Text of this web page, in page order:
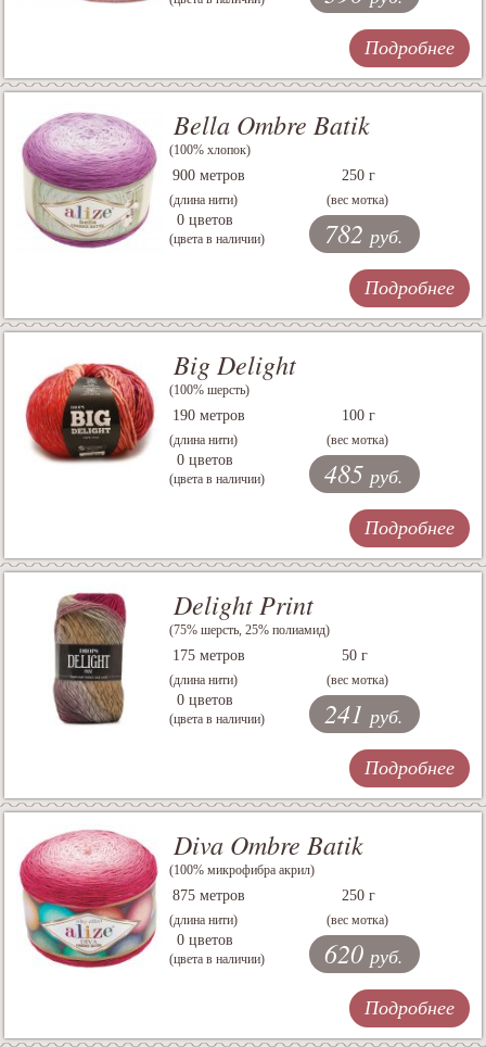
Подробнее
Bella Ombre Batik
(100% хлопок)
900 метров
(длина нити)
250 г
(вес мотка)
0 цветов
(цвета в наличии) 782 руб.
Подробнее
Big Delight
(100% шерсть)
190 метров
(длина нити)
100 г
(вес мотка)
0 цветов
(цвета в наличии) 485 руб.
Подробнее
Delight Print
(75% шерсть, 25% полиамид)
175 метров
(длина нити)
50 г
(вес мотка)
0 цветов
(цвета в наличии) 241 руб.
Подробнее
Diva Ombre Batik
(100% микрофибра акрил)
875 метров
(длина нити)
250 г
(вес мотка)
0 цветов
(цвета в наличии) 620 руб.
Подробнее